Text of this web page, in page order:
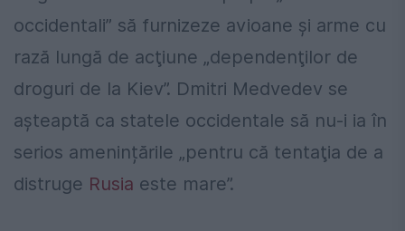
occidentali” să furnizeze avioane şi arme cu
rază lungă de acţiune „dependenţilor de
droguri de la Kiev”. Dmitri Medvedev se
așteaptă ca statele occidentale să nu-i ia în
serios amenințările „pentru că tentaţia de a
distruge Rusia este mare”.